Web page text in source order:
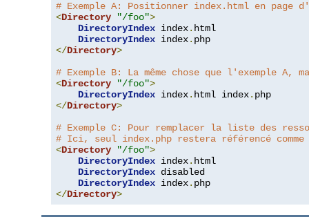
# Exemple A: Positionner index.html en page
<Directory "/foo">
DirectoryIndex index. html
DirectoryIndex index.
</Directory>
# Exemple B: La même chose que l'exemple
<Directory "/foo">
DirectoryIndex index. html index.
</Directory>
# Exemple C: Pour remplacer la liste des
# Ici, seul index.php restera référencé
<Directory "/foo">
DirectoryIndex index. html
DirectoryIndex disabled
DirectoryIndex index.
</Directory>